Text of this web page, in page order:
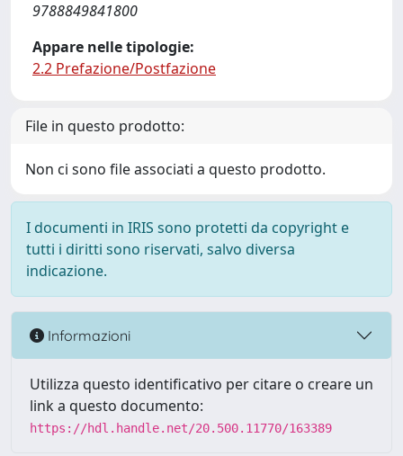
9788849841800
Appare nelle tipologie:
2.2 Prefazione/Postfazione
File in questo prodotto:
Non ci sono file associati a questo prodotto.
I documenti in IRIS sono protetti da copyright e
tutti i diritti sono riservati, salvo diversa
indicazione.
Informazioni
Utilizza questo identificativo per citare o creare un
link a questo documento:
https://hdl.handle.net/20.500.11770/163389